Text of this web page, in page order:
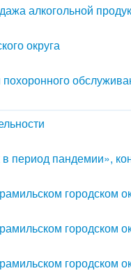
алкогольной
округа
период пандемии»,
городском
городском
городском